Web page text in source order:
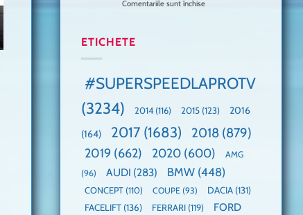
dube
Comentariile sunt închise
EV3
câștigătoare,
domină
ETICHETE
#SUPERSPEEDLAPROTV
(3234)
2014 (116) 2015 (123) 2016
(164) 2017 (1683) 2018 (879)
2019 (662) 2020 (600)
AMG
(96)
AUDI (283) BMW (448)
CONCEPT (110) COUPE (93) DACIA (131)
FACELIFT (136) FERRARI (119)
FORD